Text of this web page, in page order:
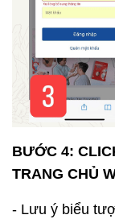
BƯỚC 4:
TRANG CHỦ
- Lưu ý biểu